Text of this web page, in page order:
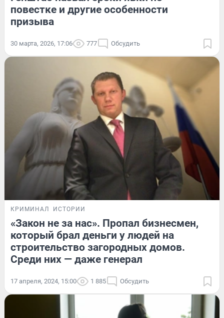
повестке и другие особенности
призыва
30 марта, 2026, 17:06 777 Обсудить
КРИМИНАЛ ИСТОРИИ
«Закон не за нас». Пропал бизнесмен,
который брал деньги у людей на
строительство загородных домов.
Среди них — даже генерал
17 апреля, 2024, 15:00 1 885 Обсудить